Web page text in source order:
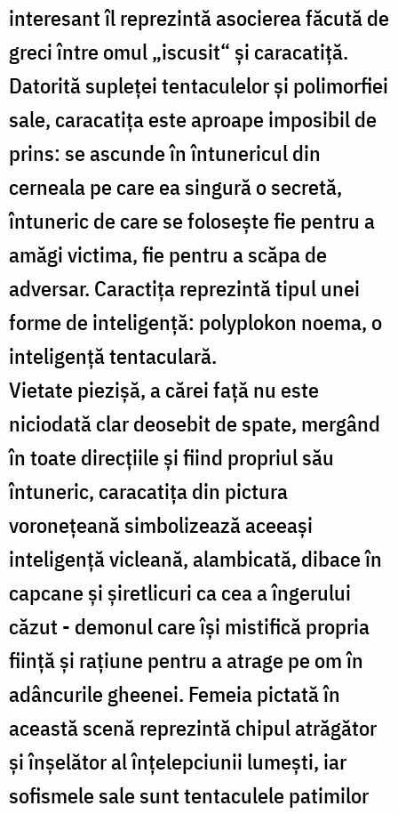
interesant îl reprezintă asocierea făcută de
greci între omul „iscusit“ și caracatiță.
Datorită supleței tentaculelor și polimorfiei
sale, caracatița este aproape imposibil de
prins: se ascunde în întunericul din
cerneala pe care ea singură o secretă,
întuneric de care se folosește fie pentru a
amăgi victima, fie pentru a scăpa de
adversar. Caractița reprezintă tipul unei
forme de inteligență: polyplokon noema, o
inteligență tentaculară.
Vietate piezișă, a cărei față nu este
niciodată clar deosebit de spate, mergând
în toate direcțiile și fiind propriul său
întuneric, caracatița din pictura
voronețeană simbolizează aceeași
inteligență vicleană, alambicată, dibace în
capcane și șiretlicuri ca cea a îngerului
căzut - demonul care își mistifică propria
ființă și rațiune pentru a atrage pe om în
adâncurile gheenei. Femeia pictată în
această scenă reprezintă chipul atrăgător
și înșelător al înțelepciunii lumești, iar
sofismele sale sunt tentaculele patimilor